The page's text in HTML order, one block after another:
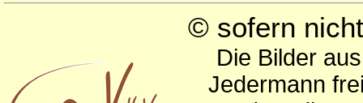
© sofern
Die Bilder
Jedermann